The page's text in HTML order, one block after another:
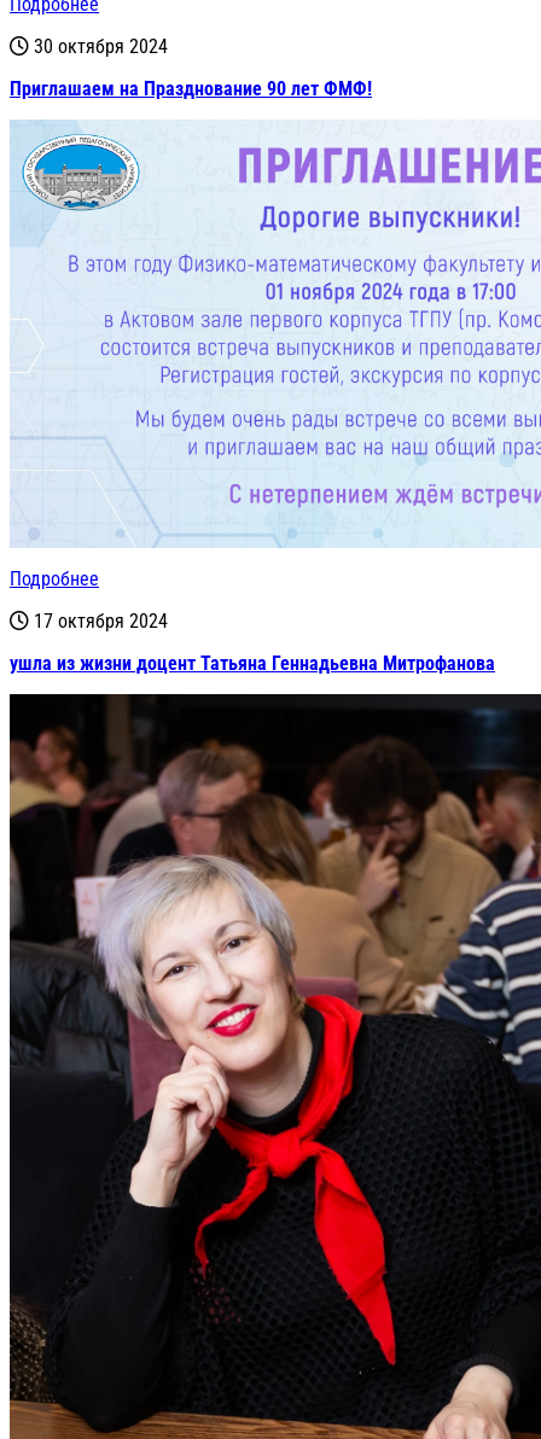
30 октября 2024
Приглашаем на Празднование 90 лет ФМФ!
Подробнее
17 октября 2024
ушла из жизни доцент Татьяна Геннадьевна Митрофанова